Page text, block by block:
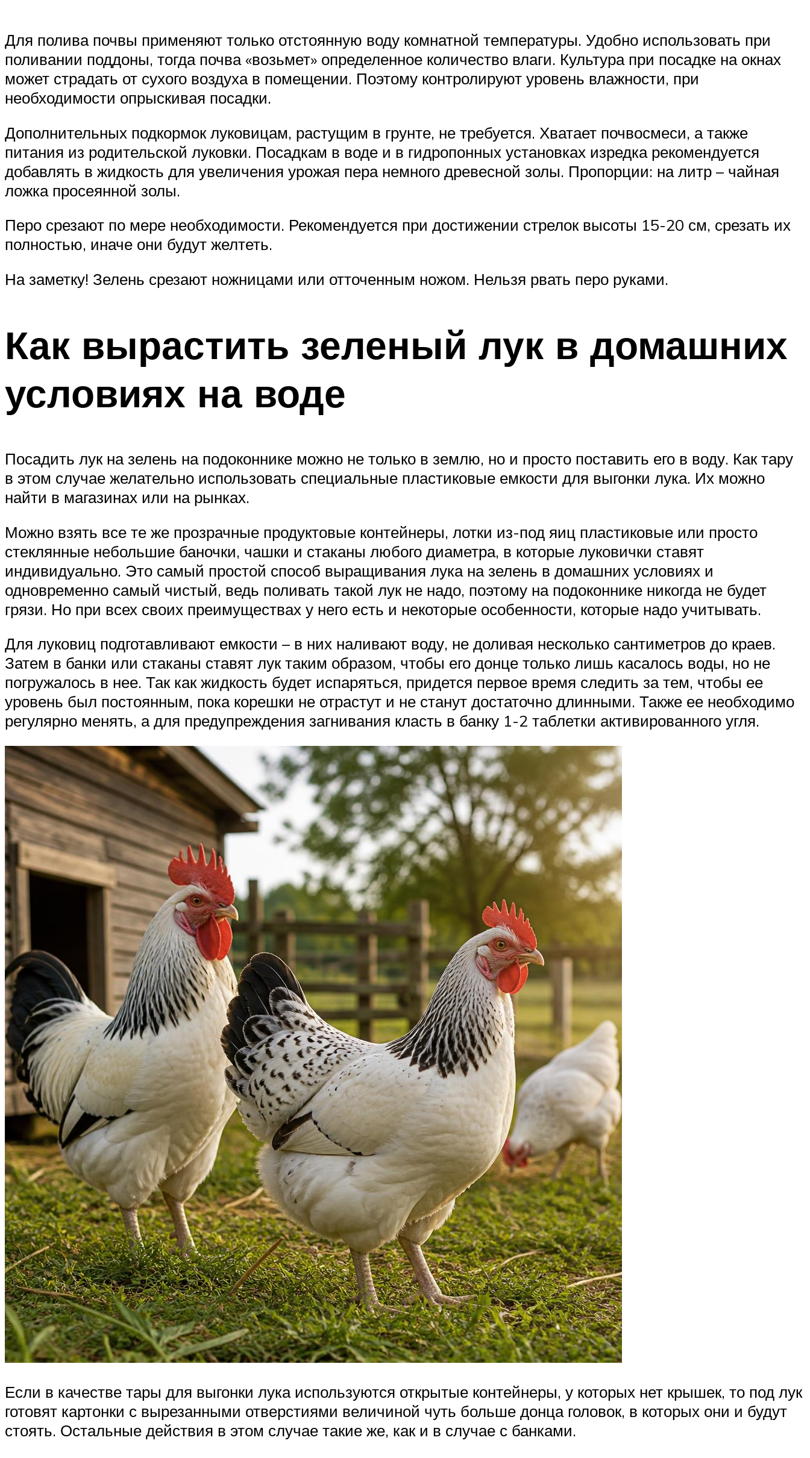
Для полива почвы применяют только отстоянную воду комнатной температуры. Удобно использовать при
поливании поддоны, тогда почва «возьмет» определенное количество влаги. Культура при посадке на окнах
может страдать от сухого воздуха в помещении. Поэтому контролируют уровень влажности, при
необходимости опрыскивая посадки.
Дополнительных подкормок луковицам, растущим в грунте, не требуется. Хватает почвосмеси, а также
питания из родительской луковки. Посадкам в воде и в гидропонных установках изредка рекомендуется
добавлять в жидкость для увеличения урожая пера немного древесной золы. Пропорции: на литр – чайная
ложка просеянной золы.
Перо срезают по мере необходимости. Рекомендуется при достижении стрелок высоты 15-20 см, срезать их
полностью, иначе они будут желтеть.
На заметку! Зелень срезают ножницами или отточенным ножом. Нельзя рвать перо руками.
Как вырастить зеленый лук в домашних
условиях на воде
Посадить лук на зелень на подоконнике можно не только в землю, но и просто поставить его в воду. Как тару
в этом случае желательно использовать специальные пластиковые емкости для выгонки лука. Их можно
найти в магазинах или на рынках.
Можно взять все те же прозрачные продуктовые контейнеры, лотки из-под яиц пластиковые или просто
стеклянные небольшие баночки, чашки и стаканы любого диаметра, в которые луковички ставят
индивидуально. Это самый простой способ выращивания лука на зелень в домашних условиях и
одновременно самый чистый, ведь поливать такой лук не надо, поэтому на подоконнике никогда не будет
грязи. Но при всех своих преимуществах у него есть и некоторые особенности, которые надо учитывать.
Для луковиц подготавливают емкости – в них наливают воду, не доливая несколько сантиметров до краев.
Затем в банки или стаканы ставят лук таким образом, чтобы его донце только лишь касалось воды, но не
погружалось в нее. Так как жидкость будет испаряться, придется первое время следить за тем, чтобы ее
уровень был постоянным, пока корешки не отрастут и не станут достаточно длинными. Также ее необходимо
регулярно менять, а для предупреждения загнивания класть в банку 1-2 таблетки активированного угля.
Если в качестве тары для выгонки лука используются открытые контейнеры, у которых нет крышек, то под лук
готовят картонки с вырезанными отверстиями величиной чуть больше донца головок, в которых они и будут
стоять. Остальные действия в этом случае такие же, как и в случае с банками.